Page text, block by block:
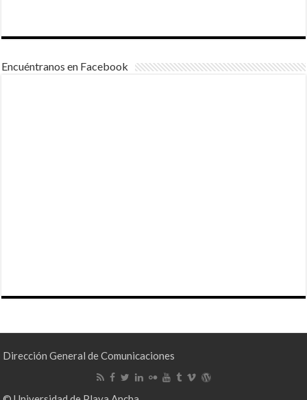
Encuéntranos en Facebook
Dirección General de Comunicaciones